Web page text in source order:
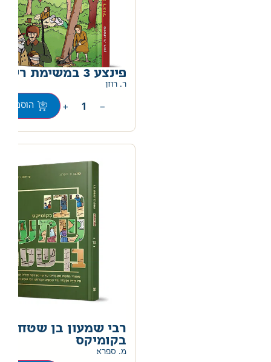
פינצע 3 במשימת ריגול
ר. רוזן
−
+ הוספה
רבי שמעון בן שטח
בקומיקס
מ. ספרא